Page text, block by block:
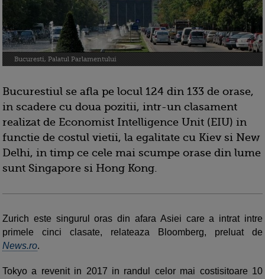
Bucuresti, Palatul Parlamentului
Bucurestiul se afla pe locul 124 din 133 de orase,
in scadere cu doua pozitii, intr-un clasament
realizat de Economist Intelligence Unit (EIU) in
functie de costul vietii, la egalitate cu Kiev si New
Delhi, in timp ce cele mai scumpe orase din lume
sunt Singapore si Hong Kong.
Zurich este singurul oras din afara Asiei care a intrat intre
primele cinci clasate, relateaza Bloomberg, preluat de
News.ro.
Tokyo a revenit in 2017 in randul celor mai costisitoare 10